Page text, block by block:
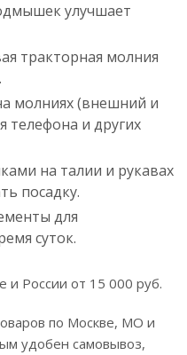
улучшает
тракторная молния
молниях (внешний и
телефона и других
на талии и рукавах
посадку.
для
суток.
и России от 15 000 руб.
по Москве, МО и
удобен самовывоз,